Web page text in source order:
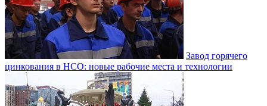
Завод горячего
цинкования в НСО: новые рабочие места и технологии